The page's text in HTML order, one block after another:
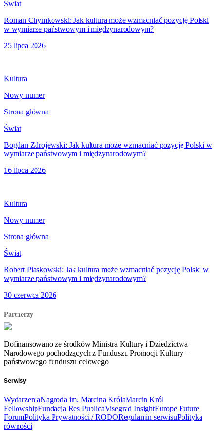
Świat
Roman Chymkowski: Jak kultura może wzmacniać pozycję Polski
w wymiarze państwowym i międzynarodowym?
25 lipca 2026
Kultura
Nowy numer
Strona główna
Świat
Bogdan Zdrojewski: Jak kultura może wzmacniać pozycję Polski w
wymiarze państwowym i międzynarodowym?
16 lipca 2026
Kultura
Nowy numer
Strona główna
Świat
Robert Piaskowski: Jak kultura może wzmacniać pozycję Polski w
wymiarze państwowym i międzynarodowym?
30 czerwca 2026
Partnerzy
Dofinansowano ze środków Ministra Kultury i Dziedzictwa
Narodowego pochodzących z Funduszu Promocji Kultury –
państwowego funduszu celowego
Serwisy
WydarzeniaNagroda im. Marcina KrólaMarcin Król
FellowshipFundacja Res PublicaVisegrad InsightEurope Future
ForumPolityka Prywatności / RODORegulamin serwisuPolityka
równości